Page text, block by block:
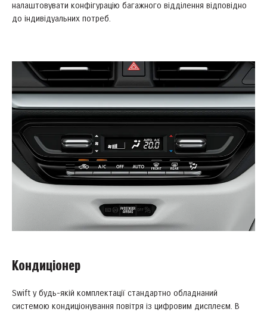
налаштовувати конфігурацію багажного відділення відповідно
до індивідуальних потреб.
Кондиціонер
Swift у будь-якій комплектації стандартно обладнаний
системою кондиціонування повітря із цифровим дисплеєм. В